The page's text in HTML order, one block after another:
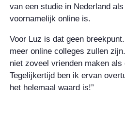
van een studie in Nederland
voornamelijk online is.
Voor Luz is dat geen
meer online colleges zullen
niet zoveel vrienden maken als
Tegelijkertijd ben ik ervan
het helemaal waard is!”